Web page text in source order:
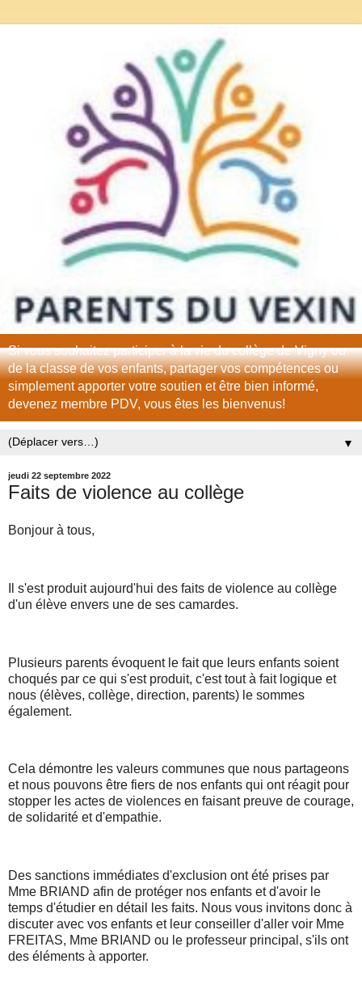
Si vous souhaitez participer à la vie du collège de Vigny ou
de la classe de vos enfants, partager vos compétences ou
simplement apporter votre soutien et être bien informé,
devenez membre PDV, vous êtes les bienvenus!
▼
jeudi 22 septembre 2022
Faits de violence au collège
Bonjour à tous,
Il s'est produit aujourd'hui des faits de violence au collège
d'un élève envers une de ses camardes.
Plusieurs parents évoquent le fait que leurs enfants soient
choqués par ce qui s'est produit, c'est tout à fait logique et
nous (élèves, collège, direction, parents) le sommes
également.
Cela démontre les valeurs communes que nous partageons
et nous pouvons être fiers de nos enfants qui ont réagit pour
stopper les actes de violences en faisant preuve de courage,
de solidarité et d'empathie.
Des sanctions immédiates d'exclusion ont été prises par
Mme BRIAND afin de protéger nos enfants et d'avoir le
temps d'étudier en détail les faits. Nous vous invitons donc à
discuter avec vos enfants et leur conseiller d'aller voir Mme
FREITAS, Mme BRIAND ou le professeur principal, s'ils ont
des éléments à apporter.